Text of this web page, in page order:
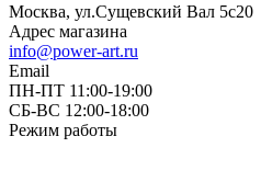
Москва, ул.Сущевский Вал 5с20
Адрес магазина
info@power-art.ru
Email
ПН-ПТ 11:00-19:00
СБ-ВС 12:00-18:00
Режим работы